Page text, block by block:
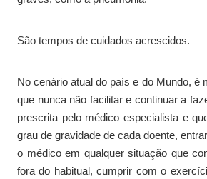
São tempos de cuidados acrescidos.
No cenário atual do país e do Mundo, é
que nunca não facilitar e continuar a
prescrita pelo médico especialista e
grau de gravidade de cada doente,
o médico em qualquer situação que
fora do habitual, cumprir com o